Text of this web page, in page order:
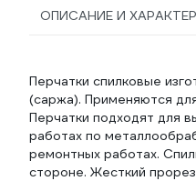
ОПИСАНИЕ И
Перчатки спилковые
(саржа). Применяются
Перчатки подходят для
работах по
ремонтных работах.
стороне. Жесткий